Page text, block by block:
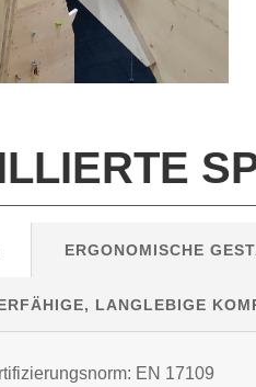
ERGONOMISCHE
LANGLEBIGE
EN 17109